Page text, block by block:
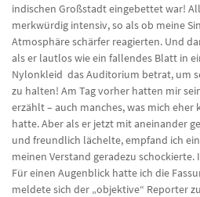
indischen Großstadt eingebettet war!
merkwürdig intensiv, so als ob meine
Atmosphäre schärfer reagierten. Und
als er lautlos wie ein fallendes Blatt in
Nylonkleid das Auditorium betrat, um
zu halten! Am Tag vorher hatten mir
erzählt – auch manches, was mich
hatte. Aber als er jetzt mit aneinander
und freundlich lächelte, empfand ich
meinen Verstand geradezu
Für einen Augenblick hatte ich die
meldete sich der „objektive“ Reporter